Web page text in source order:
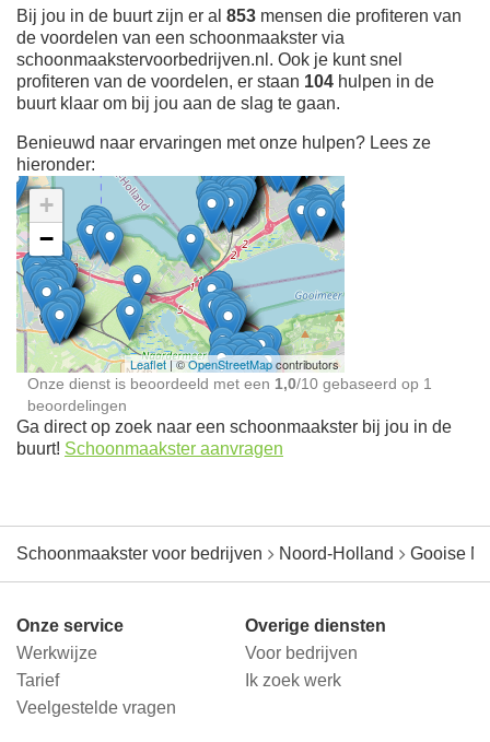
Bij jou in de buurt zijn er al 853 mensen die profiteren van
de voordelen van een schoonmaakster via
schoonmaakstervoorbedrijven.nl. Ook je kunt snel
profiteren van de voordelen, er staan 104 hulpen in de
buurt klaar om bij jou aan de slag te gaan.
Benieuwd naar ervaringen met onze hulpen? Lees ze
hieronder:
Ontdek meer ervaringen
Schoonmaakster bij
jou in de buurt
+
−
Leaflet| ©OpenStreetMapcontributors
Onze dienst is beoordeeld met een 1,0/10 gebaseerd op 1
beoordelingen
Ga direct op zoek naar een schoonmaakster bij jou in de
buurt! Schoonmaakster aanvragen
Schoonmaakster voor bedrijven Noord-Holland Gooise
Onze service
Werkwijze
Tarief
Veelgestelde vragen
Overige diensten
Voor bedrijven
Ik zoek werk